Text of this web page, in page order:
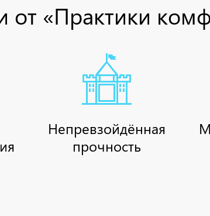
от «Практики
Непревзойдённая
прочность